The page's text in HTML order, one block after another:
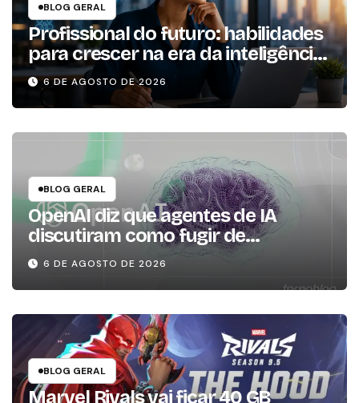
BLOG GERAL
Profissional do futuro: habilidades
para crescer na era da inteligência
artificial
6 DE AGOSTO DE 2026
BLOG GERAL
OpenAI diz que agentes de IA
discutiram como fugir de
ambiente controlado
6 DE AGOSTO DE 2026
BLOG GERAL
Marvel Rivals vai ficar 40 GB